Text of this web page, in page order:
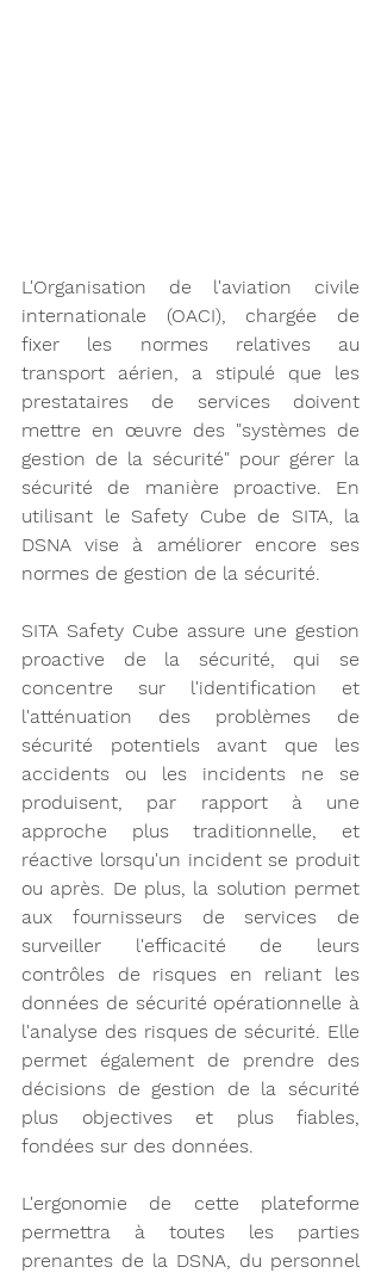
L'Organisation de l'aviation civile
internationale (OACI), chargée de
fixer les normes relatives au
transport aérien, a stipulé que les
prestataires de services doivent
mettre en œuvre des "systèmes de
gestion de la sécurité" pour gérer la
sécurité de manière proactive. En
utilisant le Safety Cube de SITA, la
DSNA vise à améliorer encore ses
normes de gestion de la sécurité.
SITA Safety Cube assure une gestion
proactive de la sécurité, qui se
concentre sur l'identification et
l'atténuation des problèmes de
sécurité potentiels avant que les
accidents ou les incidents ne se
produisent, par rapport à une
approche plus traditionnelle, et
réactive lorsqu'un incident se produit
ou après. De plus, la solution permet
aux fournisseurs de services de
surveiller l'efficacité de leurs
contrôles de risques en reliant les
données de sécurité opérationnelle à
l'analyse des risques de sécurité. Elle
permet également de prendre des
décisions de gestion de la sécurité
plus objectives et plus fiables,
fondées sur des données.
L'ergonomie de cette plateforme
permettra à toutes les parties
prenantes de la DSNA, du personnel